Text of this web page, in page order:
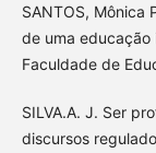
SANTOS, Mônica
de uma educação
Faculdade de
SILVA.A. J. Ser
discursos